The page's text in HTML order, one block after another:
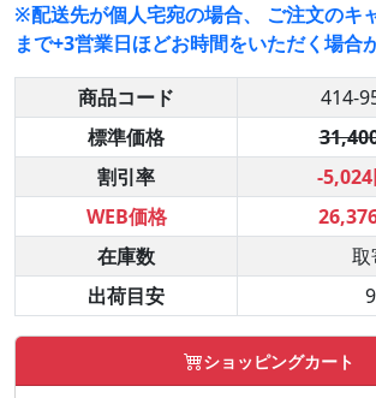
※配送先が個人宅宛の場合、 ご注文のキ
まで+3営業日ほどお時間をいただく場合
商品コード
414-
標準価格
割引率 -5,024
WEB価格
在庫数
取
出荷目安
ショッピングカート